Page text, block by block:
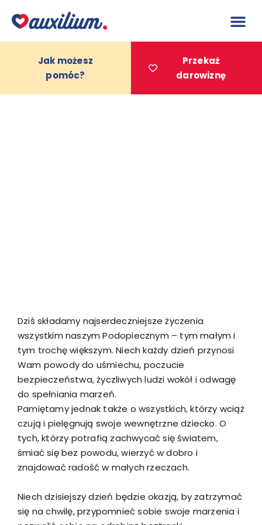
treści
Jak możesz
pomóc?
Przekaż
darowiznę
Dziś składamy najserdeczniejsze życzenia
wszystkim naszym Podopiecznym – tym małym i
tym trochę większym. Niech każdy dzień przynosi
Wam powody do uśmiechu, poczucie
bezpieczeństwa, życzliwych ludzi wokół i odwagę
do spełniania marzeń.
Pamiętamy jednak także o wszystkich, którzy wciąż
czują i pielęgnują swoje wewnętrzne dziecko. O
tych, którzy potrafią zachwycać się światem,
śmiać się bez powodu, wierzyć w dobro i
znajdować radość w małych rzeczach.
Niech dzisiejszy dzień będzie okazją, by zatrzymać
się na chwilę, przypomnieć sobie swoje marzenia i